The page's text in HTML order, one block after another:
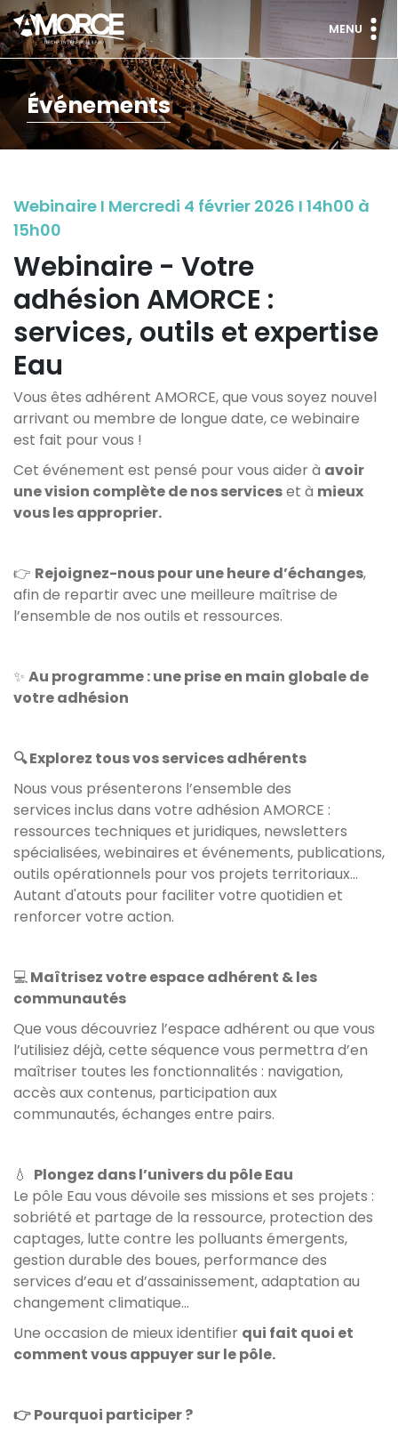
MENU
Événements
Webinaire I Mercredi 4 février 2026 I 14h00 à
15h00
Webinaire - Votre
adhésion AMORCE :
services, outils et expertise
Eau
Vous êtes adhérent AMORCE, que vous soyez nouvel
arrivant ou membre de longue date, ce webinaire
est fait pour vous !
Cet événement est pensé pour vous aider à avoir
une vision complète de nos serviceset à mieux
vous les approprier.
👉 Rejoignez-nous pour une heure d’échanges,
afin de repartir avec une meilleure maîtrise de
l’ensemble de nos outils et ressources.
✨ Au programme : une prise en main globale de
votre adhésion
🔍 Explorez tous vos services adhérents
Nous vous présenterons l’ensemble des
services inclus dans votre adhésion AMORCE :
ressources techniques et juridiques, newsletters
spécialisées, webinaires et événements, publications,
outils opérationnels pour vos projets territoriaux…
Autant d'atouts pour faciliter votre quotidien et
renforcer votre action.
💻Maîtrisez votre espace adhérent & les
communautés
Que vous découvriez l’espace adhérent ou que vous
l’utilisiez déjà, cette séquence vous permettra d’en
maîtriser toutes les fonctionnalités : navigation,
accès aux contenus, participation aux
communautés, échanges entre pairs.
💧 Plongez dans l’univers du pôle Eau
Le pôle Eau vous dévoile ses missions et ses projets :
sobriété et partage de la ressource, protection des
captages, lutte contre les polluants émergents,
gestion durable des boues, performance des
services d’eau et d’assainissement, adaptation au
changement climatique…
Une occasion de mieux identifier qui fait quoi et
comment vous appuyer sur le pôle.
👉 Pourquoi participer ?